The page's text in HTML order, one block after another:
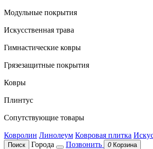
Модульные покрытия
Искусственная трава
Гимнастические ковры
Грязезащитные покрытия
Ковры
Плинтус
Сопутствующие товары
Ковролин Линолеум Ковровая плитка
Поиск Города Позвонить 0 Корзина